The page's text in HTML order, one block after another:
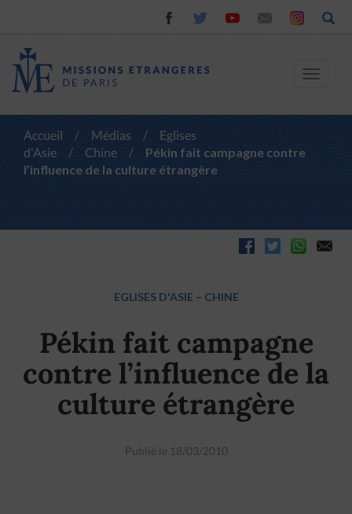
Toggle
Accueil / Médias /
Eglises
d'Asie
/ Chine /
Pékin fait campagne contre
l’influence de la culture étrangère
EGLISES D'ASIE – CHINE
Pékin fait campagne
contre l’influence de la
culture étrangère
Publié le 18/03/2010